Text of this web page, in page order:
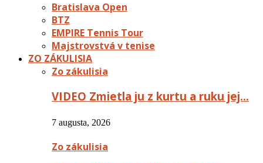
Bratislava Open
BTZ
EMPIRE Tennis Tour
Majstrovstvá v tenise
ZO ZÁKULISIA
Zo zákulisia
VIDEO Zmietla ju z kurtu a ruku jej…
7 augusta, 2026
Zo zákulisia